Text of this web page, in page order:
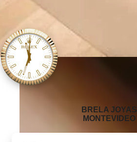
‭BRELA JOYAS
MONTEVIDEO‬